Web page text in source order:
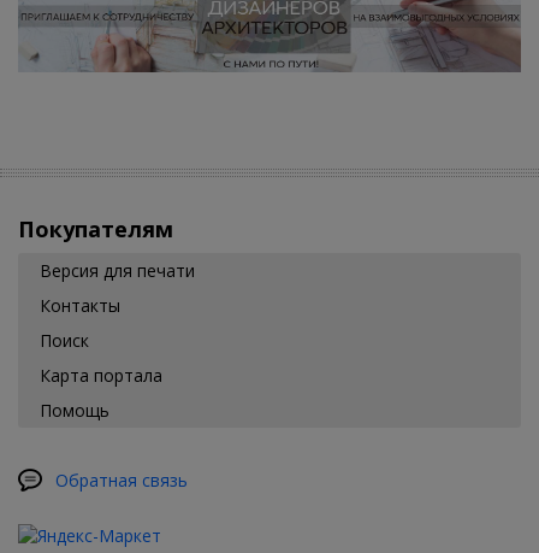
Покупателям
Версия для печати
Контакты
Поиск
Карта портала
Помощь
Обратная связь